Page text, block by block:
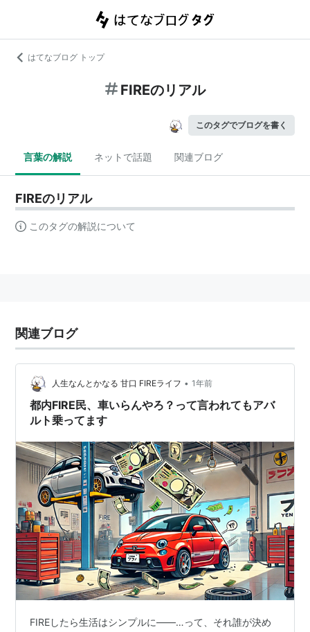
はてなブログ トップ
FIREのリアル
このタグでブログを書く
言葉の解説 ネットで話題 関連ブログ
FIREのリアル
このタグの解説について
関連ブログ
人生なんとかなる 甘口 FIREライフ • 1年前
都内FIRE民、車いらんやろ？って言われてもアバ
ルト乗ってます
FIREしたら生活はシンプルに――…って、それ誰が決め